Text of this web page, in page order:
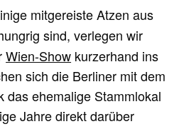
mitgereiste Atzen aus
sind, verlegen wir
Wien-Show kurzerhand ins
sich die Berliner mit dem
das ehemalige Stammlokal
Jahre direkt darüber